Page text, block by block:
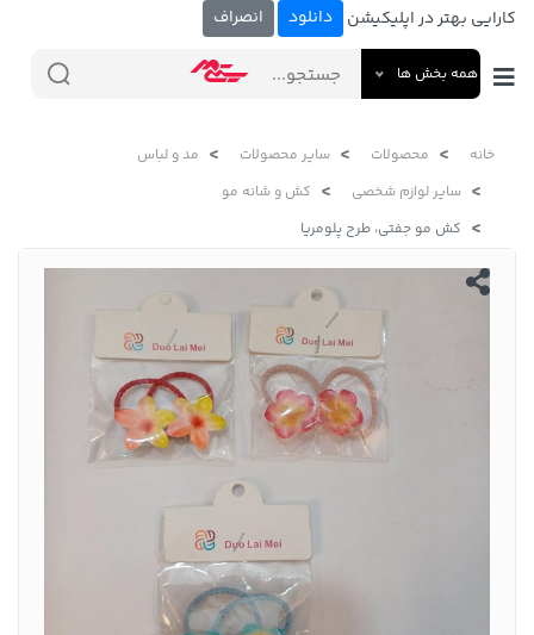
کارایی بهتر در اپلیکیشن دانلود انصراف
همه بخش ها
خانه محصولات سایر محصولات
مد و لباس
سایر لوازم شخصی
کش و شانه مو
کش مو جفتی، طرح پلومریا